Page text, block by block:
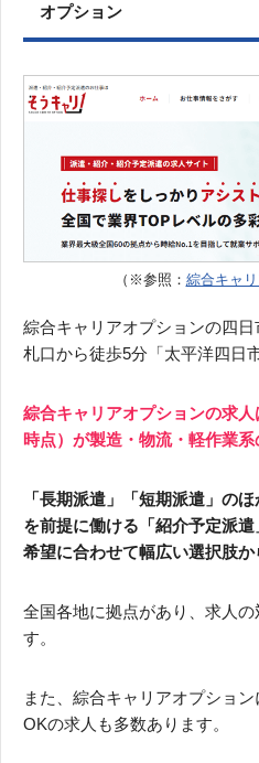
オプション
（※参照： 綜合キャ
綜合キャリアオプションの四
札口から徒歩5分「太平洋四日
綜合キャリアオプションの求人
時点）が製造・物流・軽作業系
「長期派遣」「短期派遣」の
を前提に働ける「紹介予定派遣
希望に合わせて幅広い選択肢か
全国各地に拠点があり、求人
す。
また、綜合キャリアオプショ
OKの求人も多数あります。